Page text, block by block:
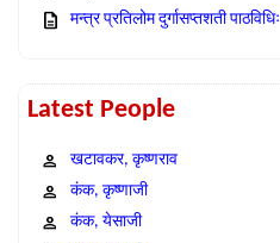
मन्त्र प्रतिलोम दुर्गासप्तशती पाठविधिः
Latest People
खटावकर, कृष्णराव
कंक, कृष्णाजी
कंक, येसाजी